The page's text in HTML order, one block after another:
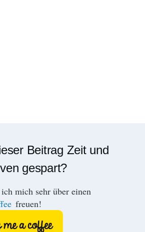
Beitrag Zeit und
gespart?
mich sehr über einen
freuen!